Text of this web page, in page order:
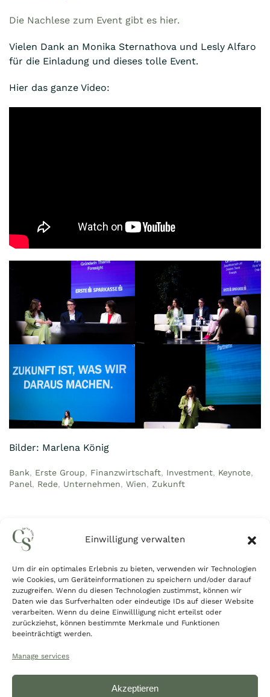
Einwilligung verwalten
Um dir ein optimales Erlebnis zu bieten, verwenden wir Technologien
wie Cookies, um Geräteinformationen zu speichern und/oder darauf
zuzugreifen. Wenn du diesen Technologien zustimmst, können wir
Daten wie das Surfverhalten oder eindeutige IDs auf dieser Website
verarbeiten. Wenn du deine Einwillligung nicht erteilst oder
zurückziehst, können bestimmte Merkmale und Funktionen
beeinträchtigt werden.
Manage services
Akzeptieren
Die Nachlese zum Event gibt es hier.
Vielen Dank an Monika Sternathova und Lesly Alfaro
für die Einladung und dieses tolle Event.
Hier das ganze Video:
Bilder: Marlena König
Bank, Erste Group, Finanzwirtschaft, Investment, Keynote,
Panel, Rede, Unternehmen, Wien, Zukunft
Newsletter